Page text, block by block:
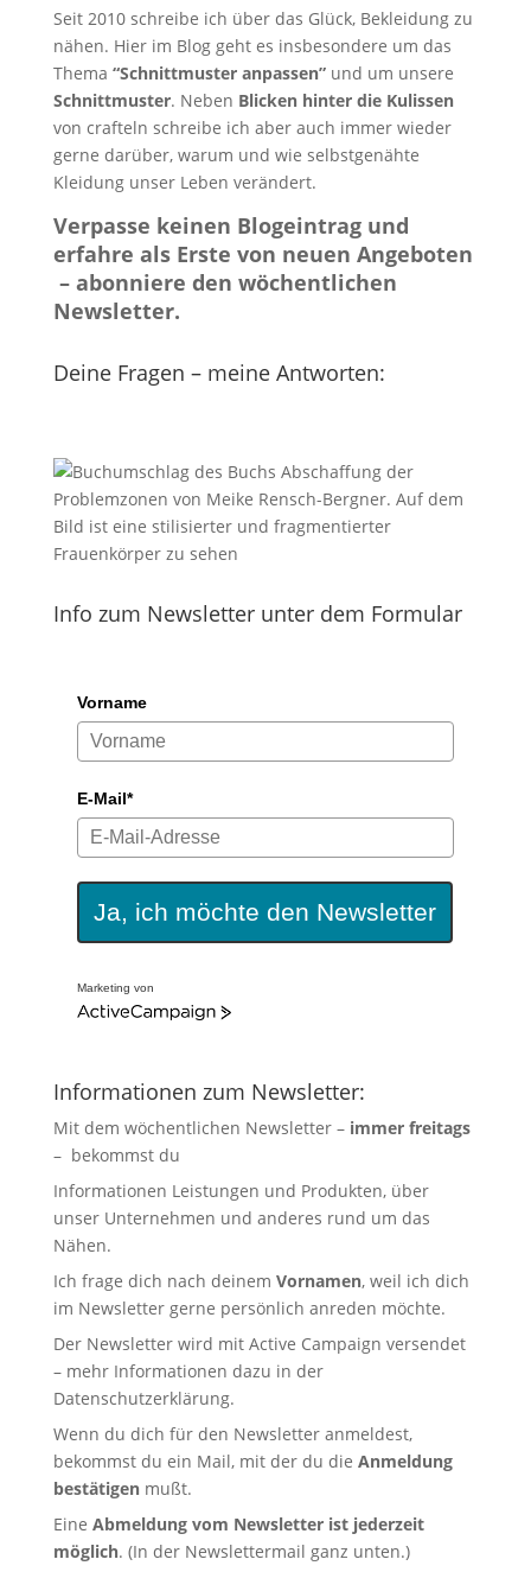
Seit 2010 schreibe ich über das Glück, Bekleidung zu
nähen. Hier im Blog geht es insbesondere um das
Thema “Schnittmuster anpassen”und um unsere
Schnittmuster. Neben Blicken hinter die Kulissen
von crafteln schreibe ich aber auch immer wieder
gerne darüber, warum und wie selbstgenähte
Kleidung unser Leben verändert.
Verpasse keinen Blogeintrag und
erfahre als Erste von neuen Angeboten
– abonniere den wöchentlichen
Newsletter.
Deine Fragen – meine Antworten:
Info zum Newsletter unter dem Formular
Vorname
E-Mail*
Ja, ich möchte den Newsletter
Marketing von
Informationen zum Newsletter:
Mit dem wöchentlichen Newsletter – immer freitags
– bekommst du
Informationen Leistungen und Produkten, über
unser Unternehmen und anderes rund um das
Nähen.
Ich frage dich nach deinem Vornamen, weil ich dich
im Newsletter gerne persönlich anreden möchte.
Der Newsletter wird mit Active Campaign versendet
– mehr Informationen dazu in der
Datenschutzerklärung.
Wenn du dich für den Newsletter anmeldest,
bekommst du ein Mail, mit der du die Anmeldung
bestätigenmußt.
Eine Abmeldung vom Newsletter ist jederzeit
möglich. (In der Newslettermail ganz unten.)